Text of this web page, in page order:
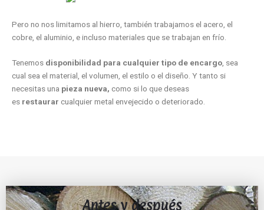
Pero no nos limitamos al hierro, también trabajamos el acero, el
cobre, el aluminio, e incluso materiales que se trabajan en frío.
Tenemos disponibilidad para cualquier tipo de encargo, sea
cual sea el material, el volumen, el estilo o el diseño. Y tanto si
necesitas una pieza nueva, como si lo que deseas
es restaurar cualquier metal envejecido o deteriorado.
Antes y después